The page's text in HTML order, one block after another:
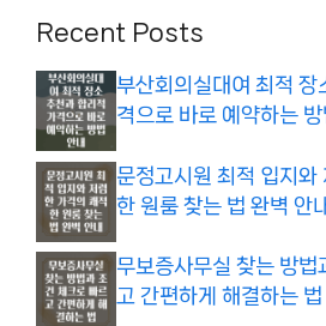
Recent Posts
부산회의실대여 최적 장
격으로 바로 예약하는 방
문정고시원 최적 입지와
한 원룸 찾는 법 완벽 안
무보증사무실 찾는 방법
고 간편하게 해결하는 법